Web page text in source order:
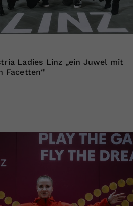
Ladies Linz „ein Juwel mit
Facetten“